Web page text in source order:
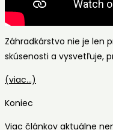
Záhradkárstvo nie je len
skúsenosti a vysvetľuje,
(viac…)
Koniec
Viac článkov aktuálne